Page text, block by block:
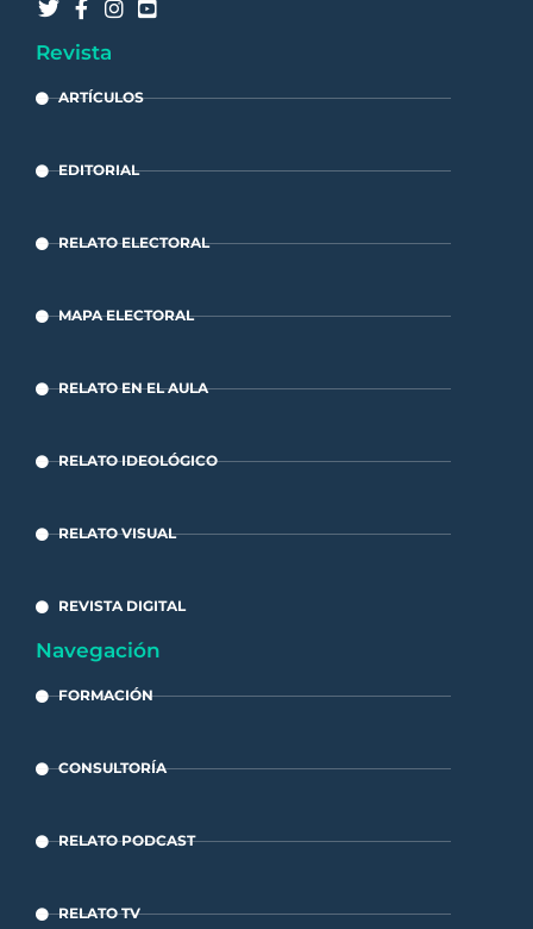
Revista
ARTÍCULOS
EDITORIAL
RELATO ELECTORAL
MAPA ELECTORAL
RELATO EN EL AULA
RELATO IDEOLÓGICO
RELATO VISUAL
REVISTA DIGITAL
Navegación
FORMACIÓN
CONSULTORÍA
RELATO PODCAST
RELATO TV